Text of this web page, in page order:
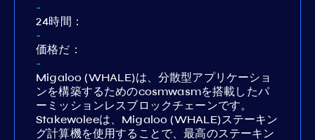
-
24時間：
-
価格だ：
-
Migaloo (WHALE)は、分散型アプリケーショ
ンを構築するためのcosmwasmを搭載したパ
ーミッションレスブロックチェーンです。
Stakewoleeは、Migaloo (WHALE)ステーキン
グ計算機を使用することで、最高のステーキン